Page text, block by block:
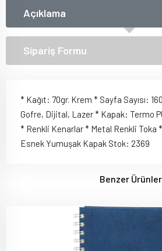
Açıklama
Sipariş Formu
* Kağıt: 70gr. Krem * Sayfa Sayısı:
Gofre, Dijital, Lazer * Kapak: Termo
* Renkli Kenarlar * Metal Renkli Toka *
Esnek Yumuşak Kapak Stok: 2369
Benzer Ürünler